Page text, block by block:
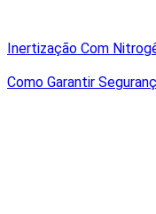
Inertização Com
Como Garantir